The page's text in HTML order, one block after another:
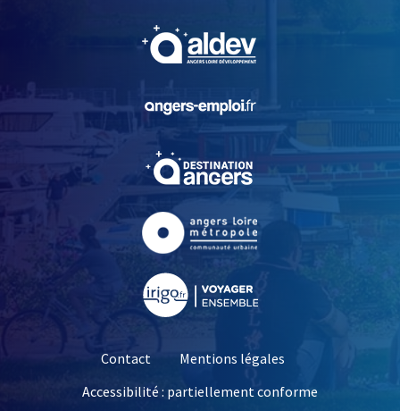
, Ouvre une nouvelle
, Ouvre une nouvelle
Contact
Mentions légales
Accessibilité : partiellement conforme